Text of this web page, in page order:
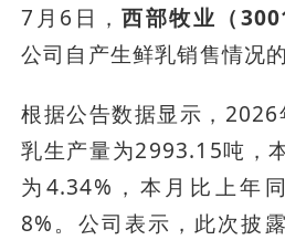
7月6日，西部牧业（
公司自产生鲜乳销售情况的
根据公告数据显示，
乳生产量为2993.15吨，
为4.34%，本月比上年
8%。公司表示，此次披